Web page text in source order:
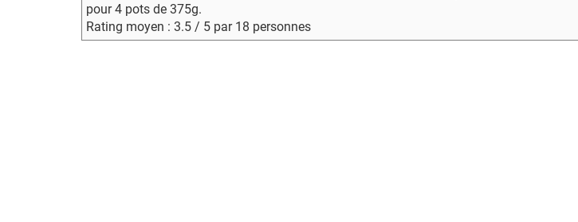
pour 4 pots de 375g.
Rating moyen : 3.5 / 5 par 18 personnes